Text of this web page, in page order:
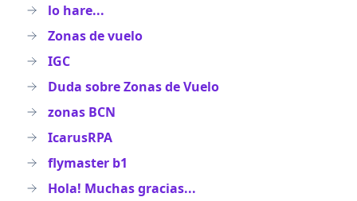
lo hare...
Zonas de vuelo
IGC
Duda sobre Zonas de Vuelo
zonas BCN
IcarusRPA
flymaster b1
Hola! Muchas gracias...